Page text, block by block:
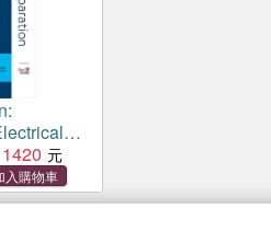
)：Level 3
1420